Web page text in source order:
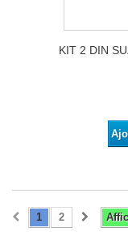
KIT 2 DIN
1 2